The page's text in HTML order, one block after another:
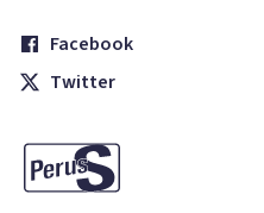
Facebook
Twitter